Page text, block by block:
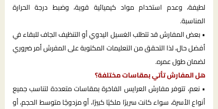
لطيفة، وعدم استخدام مواد كيميائية قوية، وضبط درجة الحرارة
المناسبة.
• بعض المفارش قد تتطلب الغسيل اليدوي أو التنظيف الجاف للبقاء في
أفضل حال، لذا التحقق من التعليمات المكتوبة على المفرش أمر ضروري
لضمان طول عمره.
هل المفارش تأتي بمقاسات مختلفة؟
• نعم، تتوفر مفارش العرايس الفاخرة بمقاسات متعددة لتناسب جميع
أنواع الأسرة، سواء كانت سريرًا ملكيًا كبيرًا، أو مزدوجًا متوسط الحجم، أو